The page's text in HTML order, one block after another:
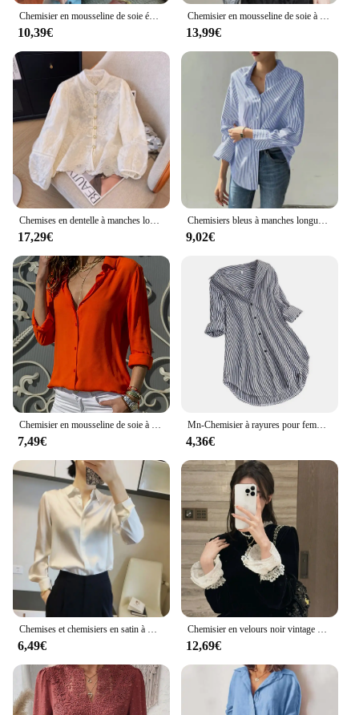
Chemisier en mousseline de soie épissée perlée pour femme, manches longues, col montant, bulle française, document solide, automne, hiver, A581
10,39€
Chemisier en mousseline de soie à manches longues pour femmes, col rond, manches lanterne rétro, haut imprimé de style chinois, chemisier de printemps, B62
13,99€
Chemises en dentelle à manches longues et col rond pour femmes, chemisiers de style chinois, simple boutonnage, broderie At, tempérament, Y-Camisas De Mujer
17,29€
Chemisiers bleus à manches longues pour femmes, chemises décontractées, mode printemps et été
9,02€
Chemisier en mousseline de soie à manches longues pour femmes, chemise à revers élégante, tuniques monochromes pour dames de bureau, streetwear décontracté, haut surdimensionné, printemps et été
7,49€
Mn-Chemisier à rayures pour femme, haut décontracté, coupe couvertes, chemise pour femme, streetwear, M à 4XL
4,36€
Chemises et chemisiers en satin à manches longues pour femmes, haut décontracté, chemises élégantes à boutons, chemisiers monochromes français, vêtements assortis, avocat
6,49€
Chemisier en velours noir vintage pour femmes, chemises à manches longues en dentelle patchwork, tempérament coréen, 2024
12,69€